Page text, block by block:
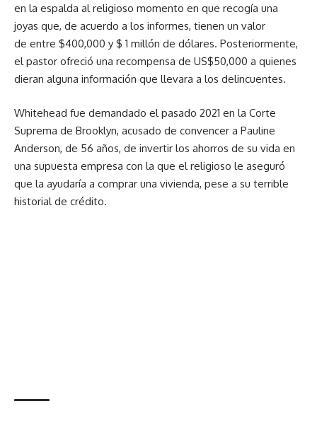
en la espalda al religioso momento en que recogía una
joyas que, de acuerdo a los informes, tienen un valor
de entre $400,000 y $ 1 millón de dólares. Posteriormente,
el pastor ofreció una recompensa de US$50,000 a quienes
dieran alguna información que llevara a los delincuentes.
Whitehead fue demandado el pasado 2021 en la Corte
Suprema de Brooklyn, acusado de convencer a Pauline
Anderson, de 56 años, de invertir los ahorros de su vida en
una supuesta empresa con la que el religioso le aseguró
que la ayudaría a comprar una vivienda, pese a su terrible
historial de crédito.